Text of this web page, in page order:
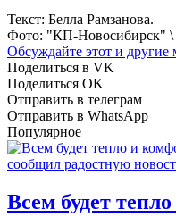
Текст: Белла Рамзанова.
Фото: "КП-Новосибирск" \
Обсуждайте этот и другие
Поделиться в VK
Поделиться OK
Отправить в телеграм
Отправить в WhatsApp
Популярное
Всем будет